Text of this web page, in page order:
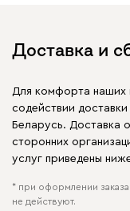
Доставка и
Для комфорта наших
содействии
Беларусь. Доставка
сторонних
услуг приведены
* при оформлении
не действуют.